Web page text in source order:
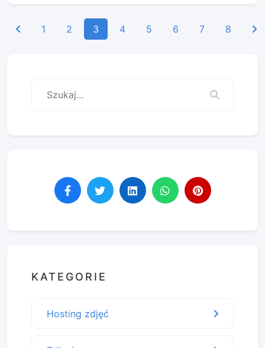
1 2 3 4 5 6 7 8
KATEGORIE
Hosting zdjęć